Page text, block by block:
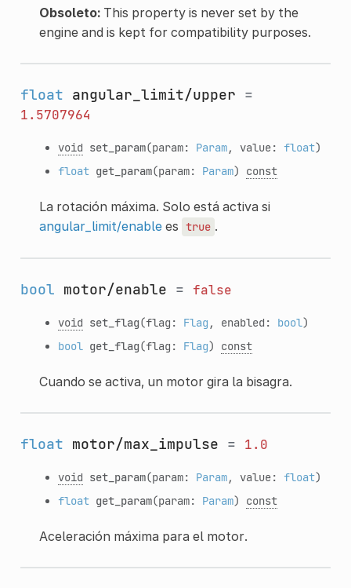
Obsoleto:This property is never set by the
engine and is kept for compatibility purposes.
float angular_limit/upper =
1.5707964
void set_param(param: Param, value: float)
float get_param(param: Param) const
La rotación máxima. Solo está activa si
angular_limit/enablees true .
bool motor/enable = false
void set_flag(flag: Flag , enabled: bool)
bool get_flag(flag: Flag) const
Cuando se activa, un motor gira la bisagra.
float motor/max_impulse = 1.0
void set_param(param: Param, value: float)
float get_param(param: Param) const
Aceleración máxima para el motor.